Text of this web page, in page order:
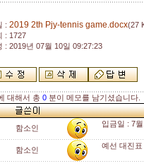
: 2019 2th Pjy-tennis game.docx(27
: 1727
: 2019년 07월 10일 09:27:23
대해서 총 0 분이 메모를 남기셨습니다.
함소인 입금일 : 7
함소인 예선 대진